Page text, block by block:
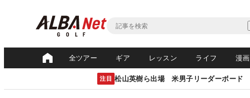
全ツアー ギア レッスン ライフ 漫画
注目 松山英樹ら出場 米男子リーダーボード